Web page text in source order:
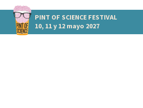
PINT OF SCIENCE FESTIVAL
10, 11 y 12 mayo 2027